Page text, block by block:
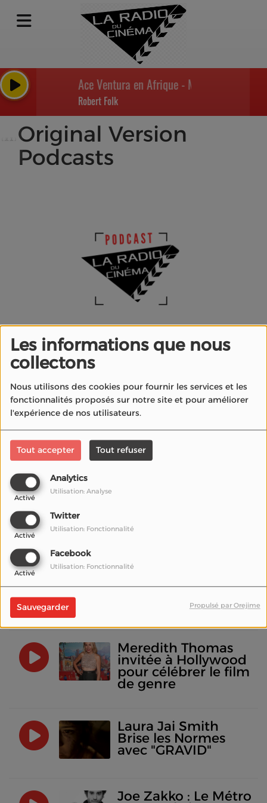
Les informations que nous
collectons
Nous utilisons des cookies pour fournir les services et les
fonctionnalités proposés sur notre site et pour améliorer
l'expérience de nos utilisateurs.
Tout accepter Tout refuser
Analytics
Activé
Utilisation: Analyse
Twitter
Activé
Utilisation: Fonctionnalité
Facebook
Activé
Utilisation: Fonctionnalité
Sauvegarder Propulsé par Orejime
Ace Ventura en Afrique - Main Title
Robert Folk
Original Version
Podcasts
La Radio du Cinéma presents podcasts and
interviews with filmmakers, actors, composers,
producers and cinema professionals.
Available for free streaming and download, these
conversations explore film, music, festivals and the
creative stories behind the screen.
« Benny & James »
2023
"Meilleur Scénario
Festival 2023
Meredith Thomas
invitée à Hollywood
pour célébrer le film
de genre
Laura Jai Smith
Brise les Normes
avec "GRAVID"
Joe Zakko : Le Métro